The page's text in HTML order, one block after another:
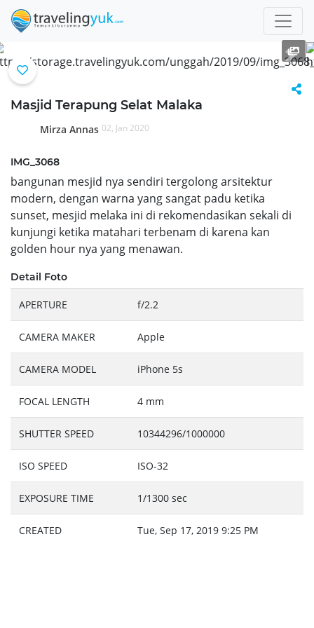
Previous Next
Masjid Terapung Selat Malaka
Mirza Annas 02, Jan 2020
IMG_3068
bangunan mesjid nya sendiri tergolong arsitektur
modern, dengan warna yang sangat padu ketika
sunset, mesjid melaka ini di rekomendasikan sekali di
kunjungi ketika matahari terbenam di karena kan
golden hour nya yang menawan.
Detail Foto
APERTURE f/2.2
CAMERA MAKER Apple
CAMERA MODEL iPhone 5s
FOCAL LENGTH 4 mm
SHUTTER SPEED 10344296/1000000
ISO SPEED ISO-32
EXPOSURE TIME 1/1300 sec
CREATED Tue, Sep 17, 2019 9:25 PM